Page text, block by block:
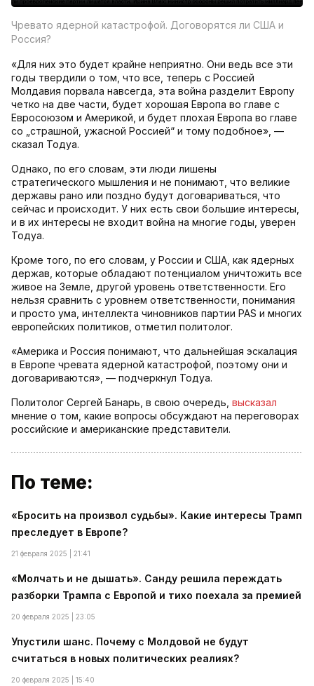
Чревато ядерной катастрофой. Договорятся ли США и
Россия?
«Для них это будет крайне неприятно. Они ведь все эти
годы твердили о том, что все, теперь с Россией
Молдавия порвала навсегда, эта война разделит Европу
четко на две части, будет хорошая Европа во главе с
Евросоюзом и Америкой, и будет плохая Европа во главе
со „страшной, ужасной Россией“ и тому подобное», —
сказал Тодуа.
Однако, по его словам, эти люди лишены
стратегического мышления и не понимают, что великие
державы рано или поздно будут договариваться, что
сейчас и происходит. У них есть свои большие интересы,
и в их интересы не входит война на многие годы, уверен
Тодуа.
Кроме того, по его словам, у России и США, как ядерных
держав, которые обладают потенциалом уничтожить все
живое на Земле, другой уровень ответственности. Его
нельзя сравнить с уровнем ответственности, понимания
и просто ума, интеллекта чиновников партии PAS и многих
европейских политиков, отметил политолог.
«Америка и Россия понимают, что дальнейшая эскалация
в Европе чревата ядерной катастрофой, поэтому они и
договариваются», — подчеркнул Тодуа.
Политолог Сергей Банарь, в свою очередь, высказал
мнение о том, какие вопросы обсуждают на переговорах
российские и американские представители.
По теме:
«Бросить на произвол судьбы». Какие интересы Трамп
преследует в Европе?
21 февраля 2025 | 21:41
«Молчать и не дышать». Санду решила переждать
разборки Трампа с Европой и тихо поехала за премией
20 февраля 2025 | 23:05
Упустили шанс. Почему с Молдовой не будут
считаться в новых политических реалиях?
20 февраля 2025 | 15:40